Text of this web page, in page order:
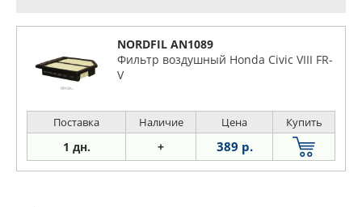
NORDFIL AN1089
Фильтр воздушный Honda Civic VIII FR-
V
Поставка Наличие Цена Купить
1 дн. + 389 р.